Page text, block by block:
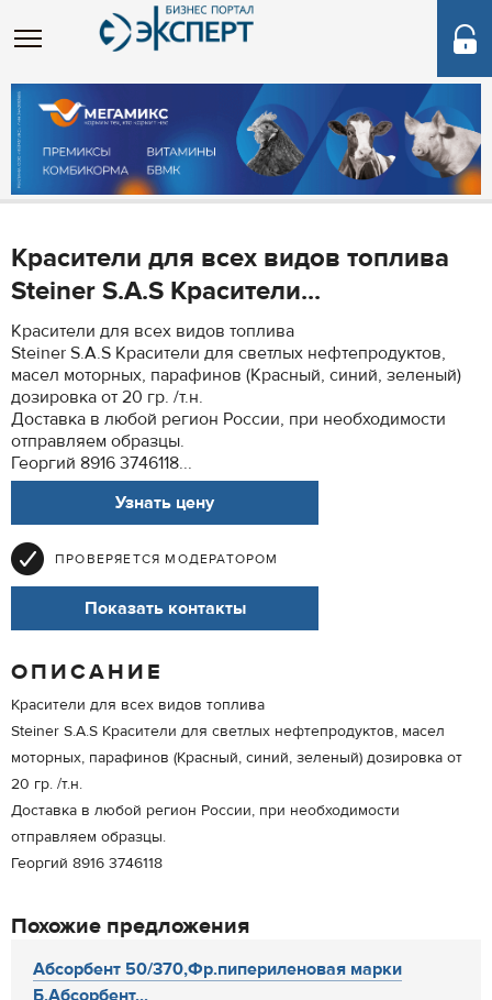
Красители для всех видов топлива
Steiner S.A.S Красители...
Красители для всех видов топлива
Steiner S.A.S Красители для светлых нефтепродуктов,
масел моторных, парафинов (Красный, синий, зеленый)
дозировка от 20 гр. /т.н.
Доставка в любой регион России, при необходимости
отправляем образцы.
Георгий 8916 3746118...
Узнать цену
ПРОВЕРЯЕТСЯ МОДЕРАТОРОМ
Показать контакты
ОПИСАНИЕ
Красители для всех видов топлива
Steiner S.A.S Красители для светлых нефтепродуктов, масел
моторных, парафинов (Красный, синий, зеленый) дозировка от
20 гр. /т.н.
Доставка в любой регион России, при необходимости
отправляем образцы.
Георгий 8916 3746118
Похожие предложения
Абсорбент 50/370,Фр.пипериленовая марки
Б,Абсорбент...